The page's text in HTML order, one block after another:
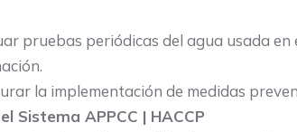
pruebas periódicas del agua usada
la implementación de medidas
Sistema APPCC | HACCP